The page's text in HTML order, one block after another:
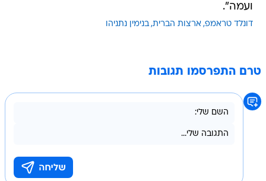
ועמה".
דונלד טראמפ ארצות הברית בנימין נתניהו
טרם התפרסמו תגובות